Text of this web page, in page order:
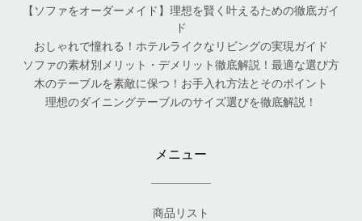
【ソファをオーダーメイド】理想を賢く叶えるための徹底ガイ
ド
おしゃれで憧れる！ホテルライクなリビングの実現ガイド
ソファの素材別メリット・デメリット徹底解説！最適な選び方
木のテーブルを素敵に保つ！お手入れ方法とそのポイント
理想のダイニングテーブルのサイズ選びを徹底解説！
メニュー
商品リスト